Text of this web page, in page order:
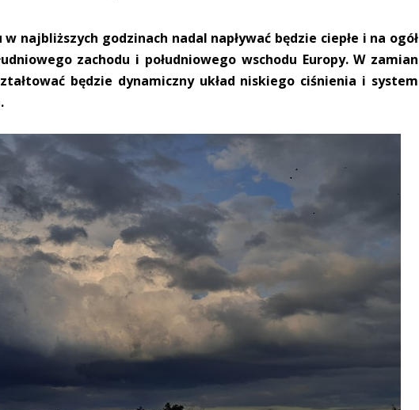
najbliższych godzinach nadal napływać będzie ciepłe i na ogół
zachodu i południowego wschodu Europy. W zamian
będzie dynamiczny układ niskiego ciśnienia i system